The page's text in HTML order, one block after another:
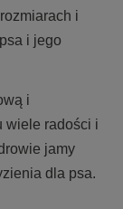
i
i jego
i
wiele radości i
jamy
dla psa.